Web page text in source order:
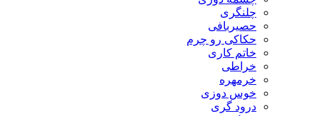
چلنگری
حصیربافی
حکاکی رو چرم
خاتم کاری
خراطی
خرمهره
خوس دوزی
درود گری